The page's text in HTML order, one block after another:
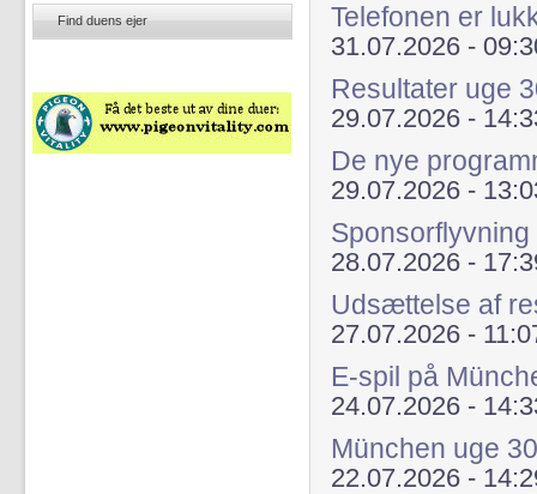
Telefonen er
31.07.2026 -
Resultater uge
29.07.2026 -
De nye
29.07.2026 -
28.07.2026 -
Udsættelse af
27.07.2026 -
E-spil på
24.07.2026 -
München uge 30
22.07.2026 -
Find duens ejer